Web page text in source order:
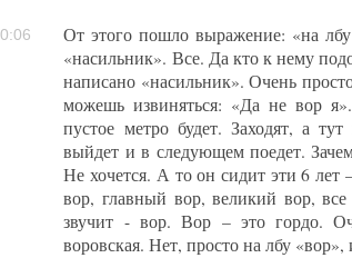
От этого пошло выражение: «на
«насильник». Все. Да кто к нему
написано «насильник». Очень
можешь извиняться: «Да не вор
пустое метро будет. Заходят, а
выйдет и в следующем поедет.
Не хочется. А то он сидит эти 6 лет
вор, главный вор, великий вор,
звучит - вор. Вор – это гордо.
воровская. Нет, просто на лбу «вор»,